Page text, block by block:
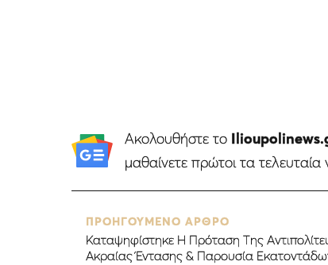
Ακολουθήστε το
μαθαίνετε πρώτοι τα
ΠΡΟΗΓΟΥΜΕΝΟ ΑΡΘΡΟ
Καταψηφίστηκε Η Πρόταση Της
Ακραίας Έντασης & Παρουσία